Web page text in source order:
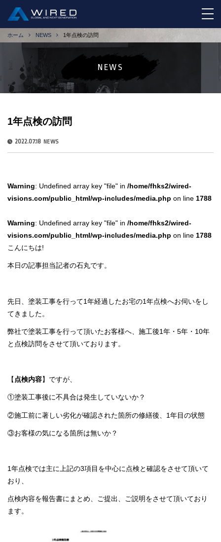
ホーム NEWS 1年点検の訪問
NEWS
1年点検の訪問
2022.07.18 NEWS
Warning: Undefined array key "file" in /home/fhks2/wired-
visions.com/public_html/wp-includes/media.php on line 1788
Warning: Undefined array key "file" in /home/fhks2/wired-
visions.com/public_html/wp-includes/media.php on line 1788
こんにちは!
本日の記事担当記者の石丸です。
先日、塗装工事を行って1年経過したお宅の1年点検へお伺いをし
てきました。
弊社で塗装工事を行って頂いたお客様へ、施工後1年・5年・10年
と点検訪問をさせて頂いております。
【 点検内容】ですが、
①塗装工事後に不具合は発生していないか？
②施工前に著しい劣化が確認された箇所の修繕後、1年目の状態
③お客様の気になる箇所は無いか？
1年点検では主に上記の3項目を中心に点検と確認をさせて頂いて
おり、
点検内容を報告書にまとめ、ご提出、ご説明をさせて頂いており
ます。